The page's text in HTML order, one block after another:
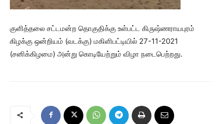
குளித்தலை சட்டமன்ற தொகுதிக்கு உள்பட்ட கிருஷ்ணராயபுரம்
கிழக்கு ஒன்றியம் (வடக்கு) மகிளிபட்டியில் 27-11-2021
(சனிக்கிழமை) அன்று கொடியேற்றும் விழா நடைபெற்றது.